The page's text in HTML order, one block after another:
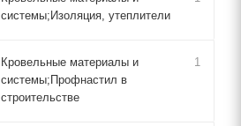
системы;Изоляция, утеплители
Кровельные материалы и
системы;Профнастил в
строительстве
1